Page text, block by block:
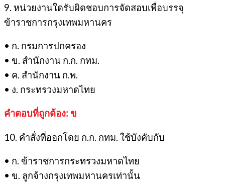
9. หน่วยงานใดรับผิดชอบการจัดสอบเพื่อบรรจุ
ข้าราชการกรุงเทพมหานคร
• ก. กรมการปกครอง
• ข. สำนักงาน ก.ก. กทม.
• ค. สำนักงาน ก.พ.
• ง. กระทรวงมหาดไทย
คำตอบที่ถูกต้อง: ข
10. คำสั่งที่ออกโดย ก.ก. กทม. ใช้บังคับกับ
• ก. ข้าราชการกระทรวงมหาดไทย
• ข. ลูกจ้างกรุงเทพมหานครเท่านั้น